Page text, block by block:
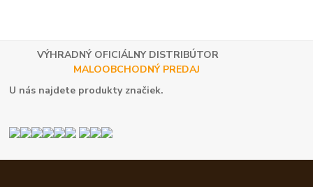
VÝHRADNÝ OFICIÁLNY DISTRIBÚTOR
MALOOBCHODNÝ PREDAJ
U nás najdete produkty značiek.